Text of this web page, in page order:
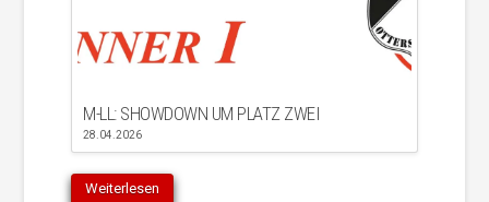
M-LL: SHOWDOWN UM PLATZ ZWEI
28.04.2026
Weiterlesen